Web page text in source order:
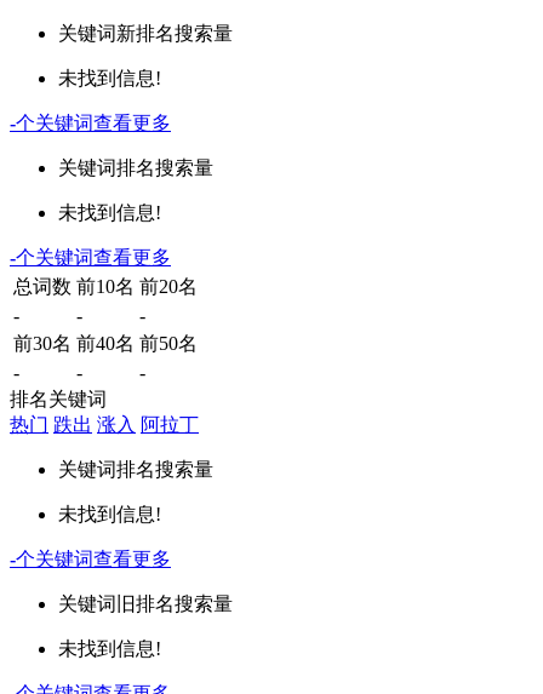
关键词新排名搜索量
未找到信息!
-个关键词查看更多
关键词排名搜索量
未找到信息!
-个关键词查看更多
总词数 前10名 前20名
-
-
-
前30名 前40名 前50名
-
-
-
排名关键词
热门 跌出 涨入 阿拉丁
关键词排名搜索量
未找到信息!
-个关键词查看更多
关键词 旧排名搜索量
未找到信息!